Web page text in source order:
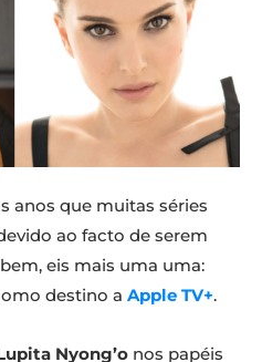
anos que muitas séries
ao facto de serem
eis mais uma uma:
destino a Apple TV+.
Nyong’o nos papéis